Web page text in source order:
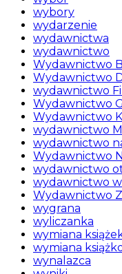
wybory
wydarzenie
wydawnictwa
wydawnictwo
Wydawnictwo
Wydawnictwo
wydawnictwo
Wydawnictwo
Wydawnictwo
wydawnictwo
wydawnictwo
Wydawnictwo
wydawnictwo
wydawnictwo
Wydawnictwo
wygrana
wyliczanka
wymiana
wymiana
wynalazca